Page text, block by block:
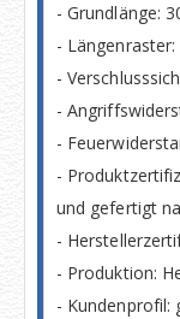
- Grundlänge:
-
-
-
-
-
und gefertigt
-
- Produktion:
- Kundenprofil: